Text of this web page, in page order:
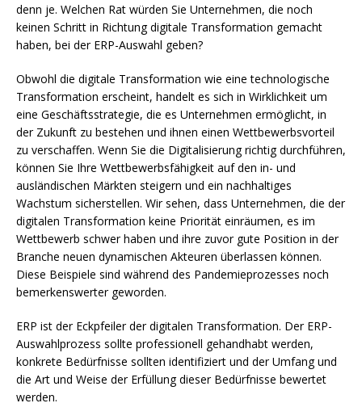
denn je. Welchen Rat würden Sie Unternehmen, die noch
keinen Schritt in Richtung digitale Transformation gemacht
haben, bei der ERP-Auswahl geben?
Obwohl die digitale Transformation wie eine technologische
Transformation erscheint, handelt es sich in Wirklichkeit um
eine Geschäftsstrategie, die es Unternehmen ermöglicht, in
der Zukunft zu bestehen und ihnen einen Wettbewerbsvorteil
zu verschaffen. Wenn Sie die Digitalisierung richtig durchführen,
können Sie Ihre Wettbewerbsfähigkeit auf den in- und
ausländischen Märkten steigern und ein nachhaltiges
Wachstum sicherstellen. Wir sehen, dass Unternehmen, die der
digitalen Transformation keine Priorität einräumen, es im
Wettbewerb schwer haben und ihre zuvor gute Position in der
Branche neuen dynamischen Akteuren überlassen können.
Diese Beispiele sind während des Pandemieprozesses noch
bemerkenswerter geworden.
ERP ist der Eckpfeiler der digitalen Transformation. Der ERP-
Auswahlprozess sollte professionell gehandhabt werden,
konkrete Bedürfnisse sollten identifiziert und der Umfang und
die Art und Weise der Erfüllung dieser Bedürfnisse bewertet
werden.